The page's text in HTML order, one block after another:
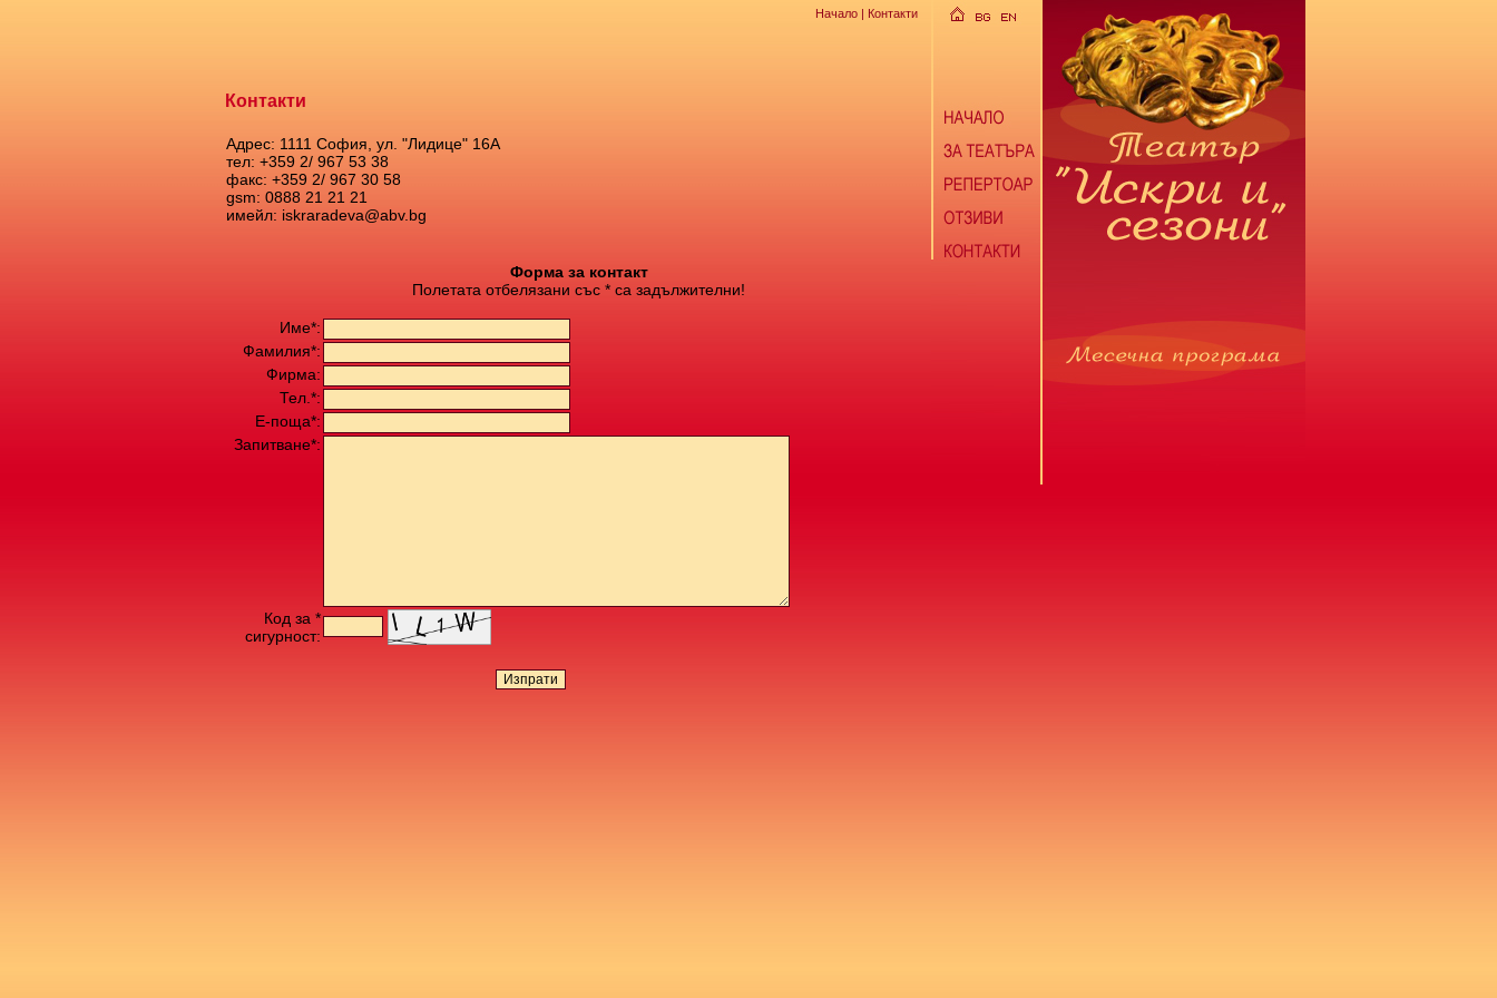
Начало | Контакти
Контакти
Адрес: 1111 София, ул. "Лидице" 16А
тел: +359 2/ 967 53 38
факс: +359 2/ 967 30 58
gsm: 0888 21 21 21
имейл: iskraradeva@abv.bg
Форма за контакт
Полетата отбелязани със * са задължителни!
Име*:
Фамилия*:
Фирма:
Тел.*:
Е-поща*:
Запитване*:
Код за *
сигурност: